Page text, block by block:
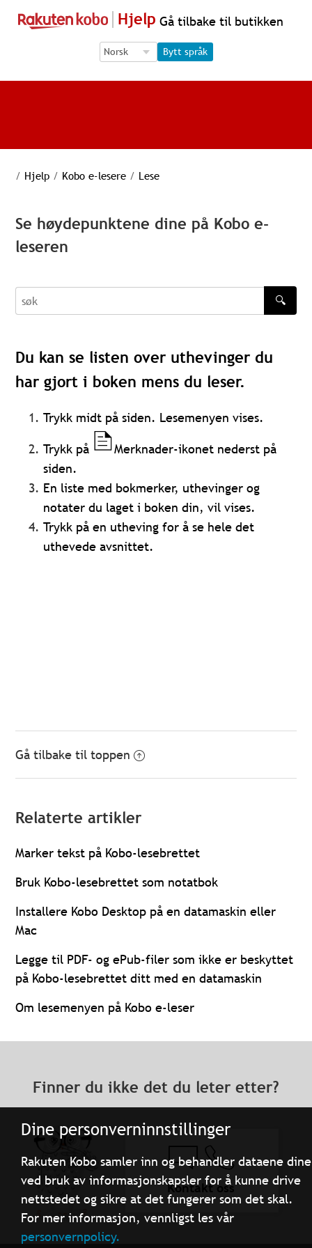
Dine personverninnstillinger
Rakuten Kobo samler inn og behandler dataene dine
ved bruk av informasjonskapsler for å kunne drive
nettstedet og sikre at det fungerer som det skal.
For mer informasjon, vennligst les vår
personvernpolicy.
Hjelp Gå tilbake til butikken
Language Selection
Language Selection
Bytt språk
/ Hjelp / Kobo e-lesere / Lese
Se høydepunktene dine på Kobo e-
leseren
søk
🔍
Du kan se listen over uthevinger du
har gjort i boken mens du leser.
Trykk midt på siden. Lesemenyen vises.
Trykk på
Merknader-ikonet nederst på
siden.
En liste med bokmerker, uthevinger og
notater du laget i boken din, vil vises.
Trykk på en utheving for å se hele det
uthevede avsnittet.
Gå tilbake til toppen
Relaterte artikler
Marker tekst på Kobo-lesebrettet
Bruk Kobo-lesebrettet som notatbok
Installere Kobo Desktop på en datamaskin eller
Mac
Legge til PDF- og ePub-filer som ikke er beskyttet
på Kobo-lesebrettet ditt med en datamaskin
Om lesemenyen på Kobo e-leser
Finner du ikke det du leter etter?
Kontakt oss